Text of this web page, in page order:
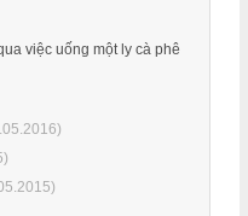
việc uống một ly cà phê